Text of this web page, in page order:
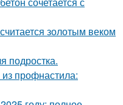
золотым веком
подростка.
профнастила: